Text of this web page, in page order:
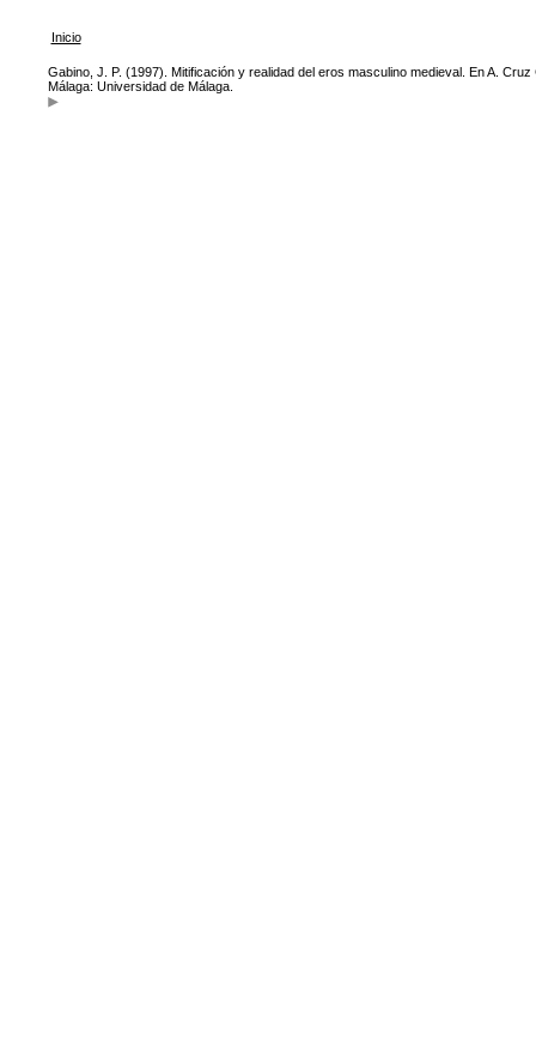
Inicio
Gabino, J. P. (1997). Mitificación y realidad del eros masculino medieval. En A.
Málaga: Universidad de Málaga.